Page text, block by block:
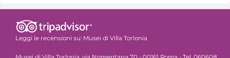
Leggi le recensioni su: Musei di Villa Torlonia